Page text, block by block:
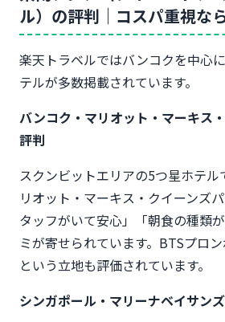
ル）の評判｜コスパ重視な
楽天トラベルではバンコクを中心
テルが多数掲載されています。
バンコク・マリオット・マーキス
評判
スクンビットエリアの5つ星ホテ
リオット・マーキス・クイーンズ
タッフがいて安心」「朝食の種類
ミが寄せられています。BTSプロ
という立地も評価されています。
シンガポール・マリーナベイサン